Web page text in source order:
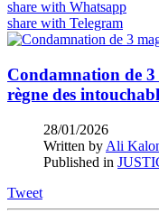
share with Whatsapp
share with Telegram
Condamnation de
règne des
28/01/2026
Written by Ali
Published in
Tweet